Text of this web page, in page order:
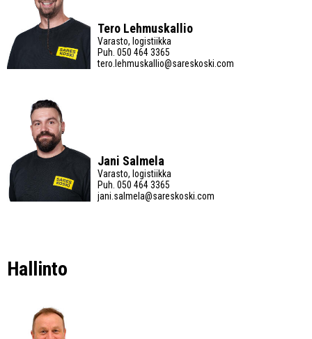
Tero Lehmuskallio
Varasto, logistiikka
Puh. 050 464 3365
tero.lehmuskallio@sareskoski.com
Jani Salmela
Varasto, logistiikka
Puh. 050 464 3365
jani.salmela@sareskoski.com
Hallinto